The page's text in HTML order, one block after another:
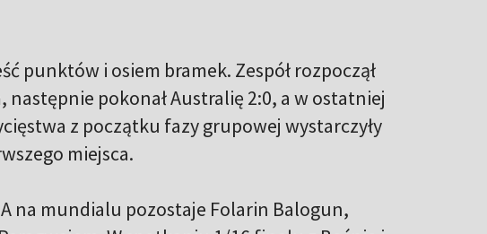
punktów i osiem bramek. Zespół rozpoczął
pokonał Australię 2:0, a w ostatniej
z początku fazy grupowej wystarczyły
miejsca.
na mundialu pozostaje Folarin Balogun,